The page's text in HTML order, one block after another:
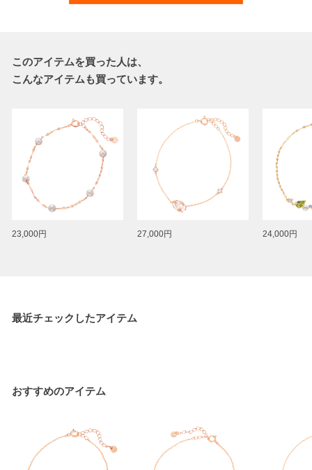
このアイテムを買った人は、
こんなアイテムも買っています。
23,000円 27,000円 24,000円
最近チェックしたアイテム
おすすめのアイテム